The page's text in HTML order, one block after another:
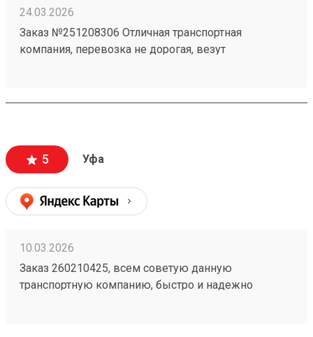
24.03.2026
Заказ №251208306 Отличная транспортная
компания, перевозка не дорогая, везут
с данной ТК!
5 Уфа
10.03.2026
Заказ 260210425, всем советую данную
транспортную компанию, быстро и надежно